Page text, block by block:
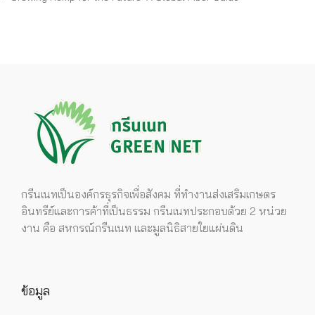
กรีนเนทเป็นองค์กรธุรกิจเพื่อสังคม ที่ทำงานส่งเสริมเกษตร
อินทรีย์และการค้าที่เป็นธรรม กรีนเนทประกอบด้วย 2 หน่วย
งาน คือ สหกรณ์กรีนเนท และมูลนิธิสายใยแผ่นดิน
ข้อมูล